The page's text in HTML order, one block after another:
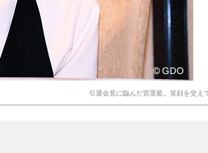
引退会見に臨んだ宮里藍。笑顔を交え